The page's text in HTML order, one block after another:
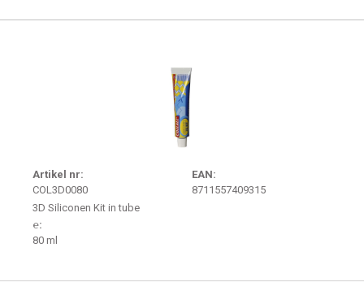
Artikel nr:
COL3D0080
3D Siliconen Kit in tube
EAN:
8711557409315
℮:
80 ml